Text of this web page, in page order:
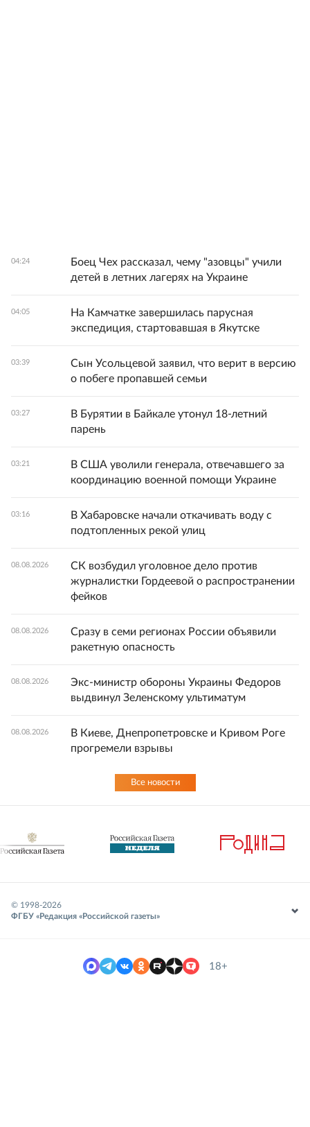
04:24
Боец Чех рассказал, чему "азовцы" учили
детей в летних лагерях на Украине
04:05
На Камчатке завершилась парусная
экспедиция, стартовавшая в Якутске
03:39
Сын Усольцевой заявил, что верит в версию
о побеге пропавшей семьи
03:27
В Бурятии в Байкале утонул 18-летний
парень
03:21
В США уволили генерала, отвечавшего за
координацию военной помощи Украине
03:16
В Хабаровске начали откачивать воду с
подтопленных рекой улиц
08.08.2026
СК возбудил уголовное дело против
журналистки Гордеевой о распространении
фейков
08.08.2026
Сразу в семи регионах России объявили
ракетную опасность
08.08.2026
Экс-министр обороны Украины Федоров
выдвинул Зеленскому ультиматум
08.08.2026
В Киеве, Днепропетровске и Кривом Роге
прогремели взрывы
Все новости
© 1998-2026
ФГБУ «Редакция «Российской газеты»
18+